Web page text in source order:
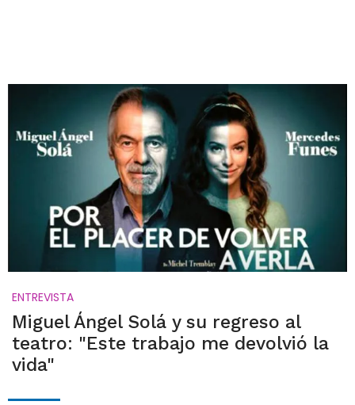
ENTREVISTA
Miguel Ángel Solá y su regreso al
teatro: "Este trabajo me devolvió la
vida"